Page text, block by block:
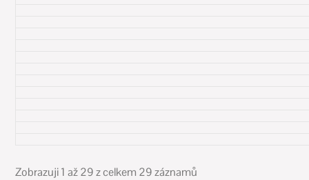
Zobrazuji 1 až 29 z celkem 29 záznamů